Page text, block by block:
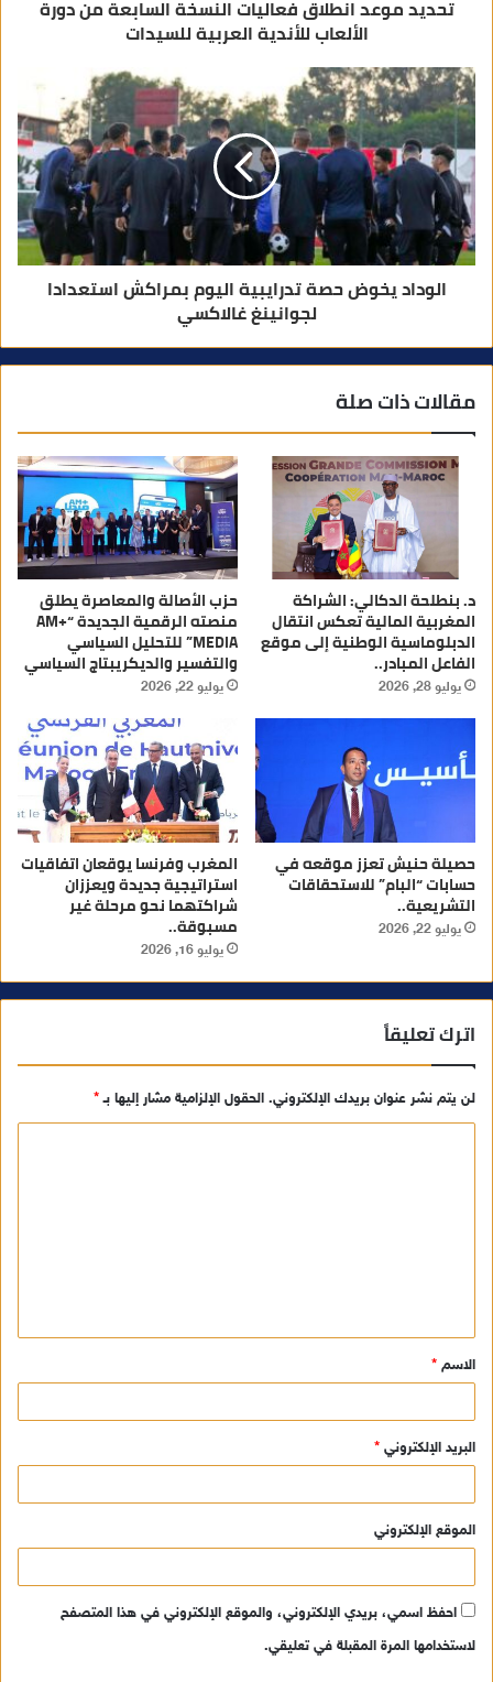
تحديد موعد انطلاق فعاليات النسخة السابعة من دورة
الألعاب للأندية العربية للسيدات
الوداد يخوض حصة تدرايبية اليوم بمراكش استعدادا
لجوانينغ غالاكسي
مقالات ذات صلة
د. بنطلحة الدكالي: الشراكة
المغربية المالية تعكس انتقال
الدبلوماسية الوطنية إلى موقع
الفاعل المبادر..
يوليو 28, 2026
حزب الأصالة والمعاصرة يطلق
منصته الرقمية الجديدة “AM+
MEDIA” للتحليل السياسي
والتفسير والديكريبتاج السياسي
يوليو 22, 2026
حصيلة حنيش تعزز موقعه في
حسابات “البام” للاستحقاقات
التشريعية..
يوليو 22, 2026
المغرب وفرنسا يوقعان اتفاقيات
استراتيجية جديدة ويعززان
شراكتهما نحو مرحلة غير
مسبوقة..
يوليو 16, 2026
اترك تعليقاً
لن يتم نشر عنوان بريدك الإلكتروني. الحقول الإلزامية مشار إليها بـ*
ق
*
الاسم *
البريد الإلكتروني *
الموقع الإلكتروني
احفظ اسمي، بريدي الإلكتروني، والموقع الإلكتروني في هذا المتصفح
لاستخدامها المرة المقبلة في تعليقي.